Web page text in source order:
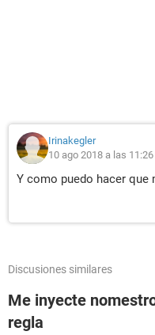
Irinakegler
10 ago 2018 a las 11:26
Y como puedo hacer que
Discusiones similares
Me inyecte
regla